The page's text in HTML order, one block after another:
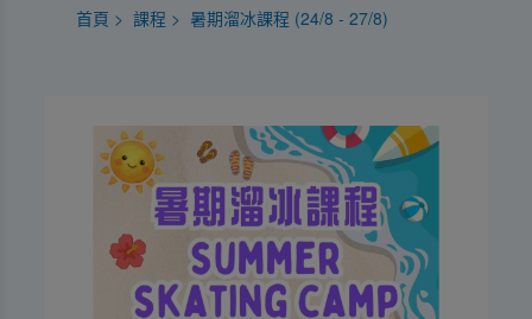
首頁 課程 暑期溜冰課程 (24/8 - 27/8)